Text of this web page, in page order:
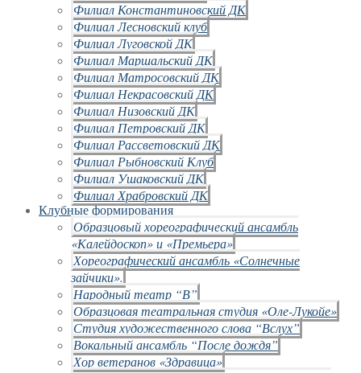
Филиал Константиновский ДК
Филиал Лесновский клуб
Филиал Луговской ДК
Филиал Маршальский ДК
Филиал Матросовский ДК
Филиал Некрасовский ДК
Филиал Низовский ДК
Филиал Петровский ДК
Филиал Рассветовский ДК
Филиал Рыбновский Клуб
Филиал Ушаковский ДК
Филиал Храбровский ДК
Клубные формирования
Образцовый хореографический ансамбль
«Калейдоскоп» и «Премьера»
Хореографический ансамбль «Солнечные
зайчики».
Народный театр “В”
Образцовая театральная студия «Оле-Лукойе»
Студия художественного слова “Вслух”
Вокальный ансамбль “После дождя”
Хор ветеранов «Здравица»